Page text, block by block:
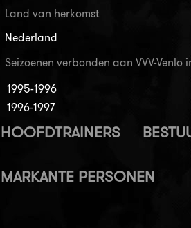
Land van herkomst
Nederland
Seizoenen verbonden aan VVV-
1995-1996
1996-1997
HOOFDTRAINERS
MARKANTE PERSONEN